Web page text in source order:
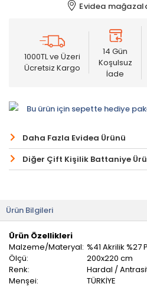
Evidea
1000TL ve Üzeri
Ücretsiz Kargo
14 Gün
Koşulsuz
İade
Bu ürün için sepette hediye
Daha Fazla Evidea Ürünü
Diğer Çift Kişilik Battaniye
Ürün Bilgileri
Ürün Özellikleri
Malzeme/Materyal: %41 Akrilik
Ölçü:
200x220 cm
Renk:
Hardal /
Menşei:
TÜRKİYE